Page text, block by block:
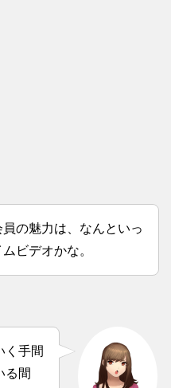
の魅力は、なんといっ
ビデオかな。
く手間
る間